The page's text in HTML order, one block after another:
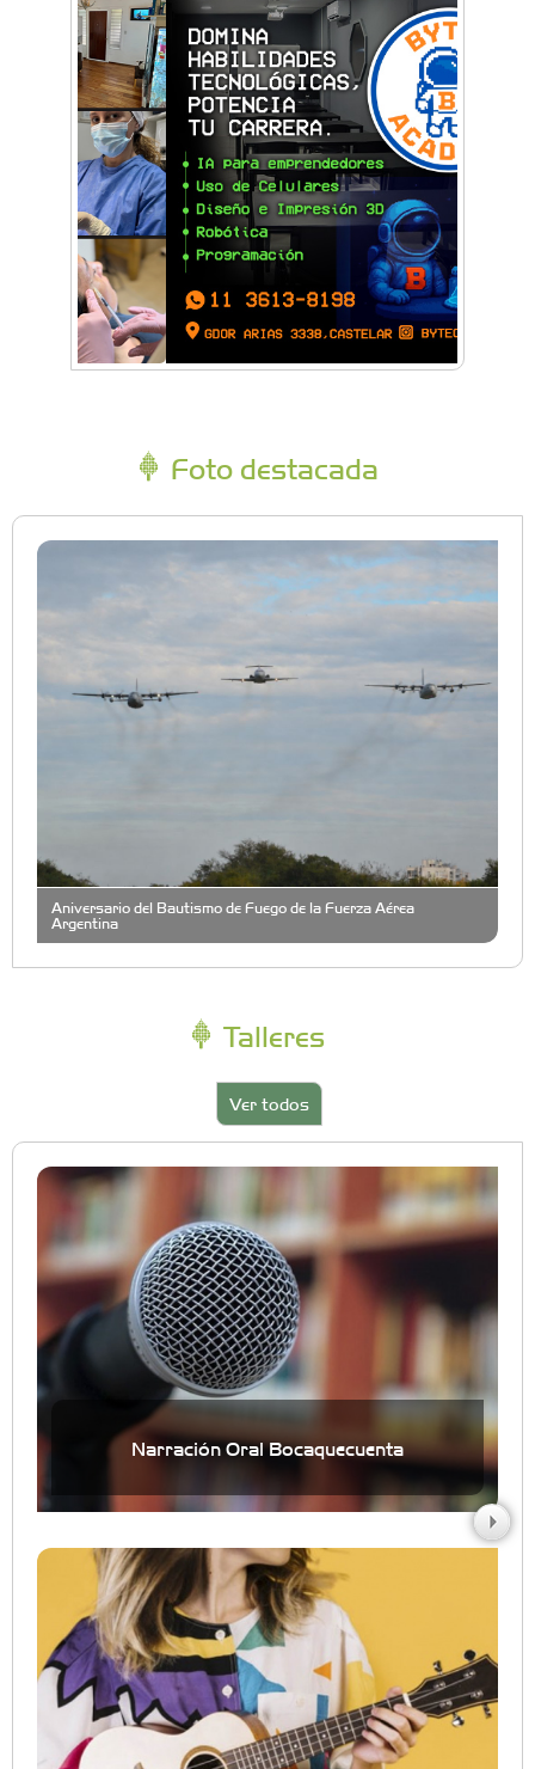
Foto destacada
Aniversario del Bautismo de Fuego de la Fuerza Aérea
Argentina
Talleres
Ver todos
Narración Oral Bocaquecuenta